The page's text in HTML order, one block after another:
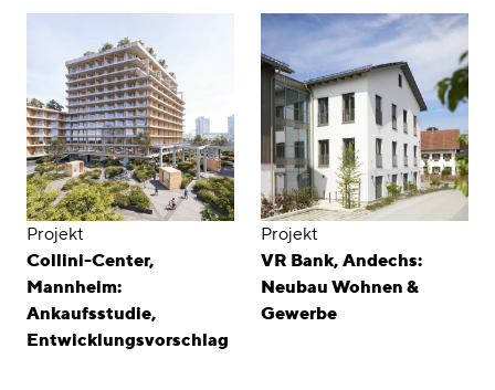
Projekt
Collini-Center,
Mannheim:
Ankaufsstudie,
Entwicklungsvorschlag
Projekt
VR Bank, Andechs:
Neubau Wohnen &
Gewerbe